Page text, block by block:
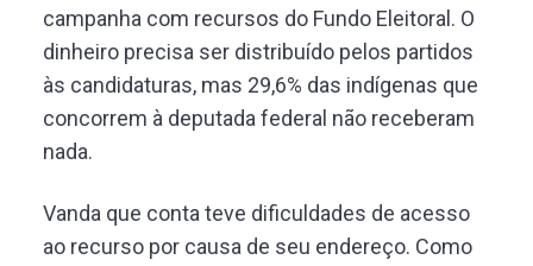
campanha com recursos do Fundo Eleitoral. O
dinheiro precisa ser distribuído pelos partidos
às candidaturas, mas 29,6% das indígenas que
concorrem à deputada federal não receberam
nada.
Vanda que conta teve dificuldades de acesso
ao recurso por causa de seu endereço. Como